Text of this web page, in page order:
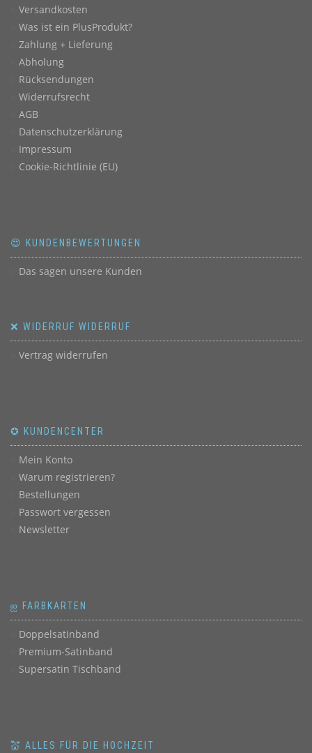
Versandkosten
Was ist ein PlusProdukt?
Zahlung + Lieferung
Abholung
Rücksendungen
Widerrufsrecht
AGB
Datenschutzerklärung
Impressum
Cookie-Richtlinie (EU)
😍 KUNDENBEWERTUNGEN
Das sagen unsere Kunden
❌ WIDERRUF WIDERRUF
Vertrag widerrufen
✪ KUNDENCENTER
Mein Konto
Warum registrieren?
Bestellungen
Passwort vergessen
Newsletter
ஐ FARBKARTEN
Doppelsatinband
Premium-Satinband
Supersatin Tischband
💒 ALLES FÜR DIE HOCHZEIT